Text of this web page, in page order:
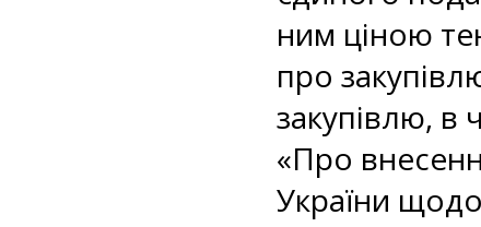
ним ціною
про
закупівлю, в
«Про
України